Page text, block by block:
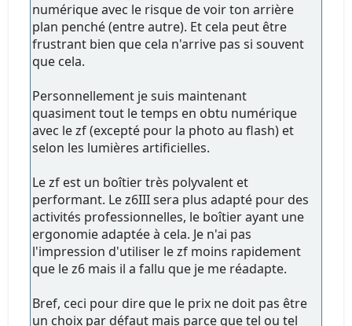
numérique avec le risque de voir ton arrière
plan penché (entre autre). Et cela peut être
frustrant bien que cela n'arrive pas si souvent
que cela.
Personnellement je suis maintenant
quasiment tout le temps en obtu numérique
avec le zf (excepté pour la photo au flash) et
selon les lumières artificielles.
Le zf est un boîtier très polyvalent et
performant. Le z6III sera plus adapté pour des
activités professionnelles, le boîtier ayant une
ergonomie adaptée à cela. Je n'ai pas
l'impression d'utiliser le zf moins rapidement
que le z6 mais il a fallu que je me réadapte.
Bref, ceci pour dire que le prix ne doit pas être
un choix par défaut mais parce que tel ou tel